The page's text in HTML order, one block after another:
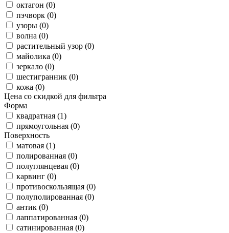
октагон (0)
пэчворк (0)
узоры (0)
волна (0)
растительный узор (0)
майолика (0)
зеркало (0)
шестигранник (0)
кожа (0)
Цена со скидкой для фильтра
Форма
квадратная (1)
прямоугольная (0)
Поверхность
матовая (1)
полированная (0)
полуглянцевая (0)
карвинг (0)
противоскользящая (0)
полуполированная (0)
антик (0)
лаппатированная (0)
сатинированная (0)